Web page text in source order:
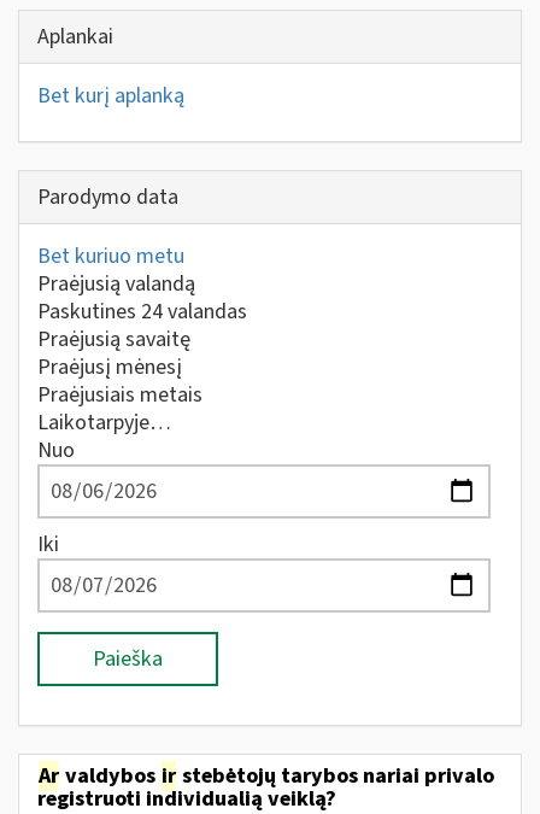
Aplankai
Bet kurį aplanką
Parodymo data
Bet kuriuo metu
Praėjusią valandą
Paskutines 24 valandas
Praėjusią savaitę
Praėjusį mėnesį
Praėjusiais metais
Laikotarpyje…
Nuo
Iki
Paieška
Ar valdybos ir stebėtojų tarybos nariai privalo
registruoti individualią veiklą?